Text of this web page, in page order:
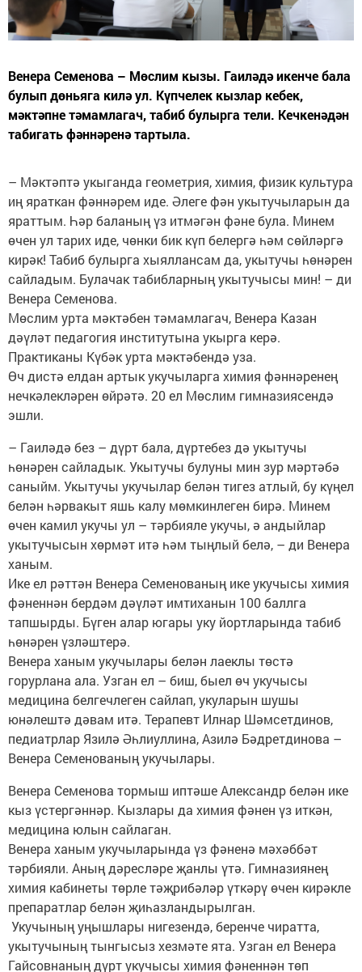
Венера Семенова – Мөслим кызы. Гаиләдә икенче бала
булып дөньяга килә ул. Күпчелек кызлар кебек,
мәктәпне тәмамлагач, табиб булырга тели. Кечкенәдән
табигать фәннәренә тартыла.
– Мәктәптә укыганда геометрия, химия, физик культура
иң яраткан фәннәрем иде. Әлеге фән укытучыларын да
яраттым. Һәр баланың үз итмәгән фәне була. Минем
өчен ул тарих иде, чөнки бик күп белергә һәм сөйләргә
кирәк! Табиб булырга хыяллансам да, укытучы һөнәрен
сайладым. Булачак табибларның укытучысы мин! – ди
Венера Семенова.
Мөслим урта мәктәбен тәмамлагач, Венера Казан
дәүләт педагогия институтына укырга керә.
Практиканы Күбәк урта мәктәбендә уза.
Өч дистә елдан артык укучыларга химия фәннәренең
нечкәлекләрен өйрәтә. 20 ел Мөслим гимназиясендә
эшли.
– Гаиләдә без – дүрт бала, дүртебез дә укытучы
һөнәрен сайладык. Укытучы булуны мин зур мәртәбә
саныйм. Укытучы укучылар белән тигез атлый, бу күңел
белән һәрвакыт яшь калу мөмкинлеген бирә. Минем
өчен камил укучы ул – тәрбияле укучы, ә андыйлар
укытучысын хөрмәт итә һәм тыңлый белә, – ди Венера
ханым.
Ике ел рәттән Венера Семенованың ике укучысы химия
фәненнән бердәм дәүләт имтиханын 100 баллга
тапшырды. Бүген алар югары уку йортларында табиб
һөнәрен үзләштерә.
Венера ханым укучылары белән лаеклы төстә
горурлана ала. Узган ел – биш, быел өч укучысы
медицина белгечлеген сайлап, укуларын шушы
юнәлештә дәвам итә. Терапевт Илнар Шәмсетдинов,
педиатрлар Язилә Әһлиуллина, Азилә Бәдретдинова –
Венера Семенованың укучылары.
Венера Семенова тормыш иптәше Александр белән ике
кыз үстергәннәр. Кызлары да химия фәнен үз иткән,
медицина юлын сайлаган.
Венера ханым укучыларында үз фәненә мәхәббәт
тәрбияли. Аның дәресләре җанлы үтә. Гимназиянең
химия кабинеты төрле тәҗрибәләр үткәрү өчен кирәкле
препаратлар белән җиһазландырылган.
Укучының уңышлары нигезендә, беренче чиратта,
укытучының тынгысыз хезмәте ята. Узган ел Венера
Гайсовнаның дүрт укучысы химия фәненнән төп